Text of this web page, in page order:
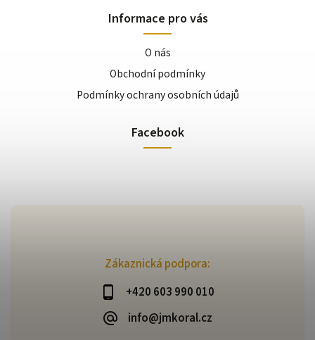
Zákaznická podpora:
+420 603 990 010
info@jmkoral.cz
Informace pro vás
O nás
Obchodní podmínky
Podmínky ochrany osobních údajů
Facebook